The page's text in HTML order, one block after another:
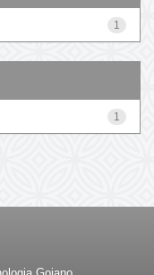
1
1
Goiano